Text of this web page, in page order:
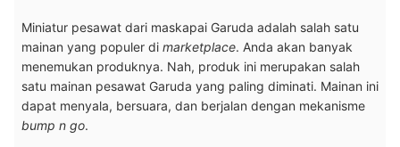
Miniatur pesawat dari maskapai Garuda adalah salah satu
mainan yang populer di marketplace. Anda akan banyak
menemukan produknya. Nah, produk ini merupakan salah
satu mainan pesawat Garuda yang paling diminati. Mainan ini
dapat menyala, bersuara, dan berjalan dengan mekanisme
bump n go.